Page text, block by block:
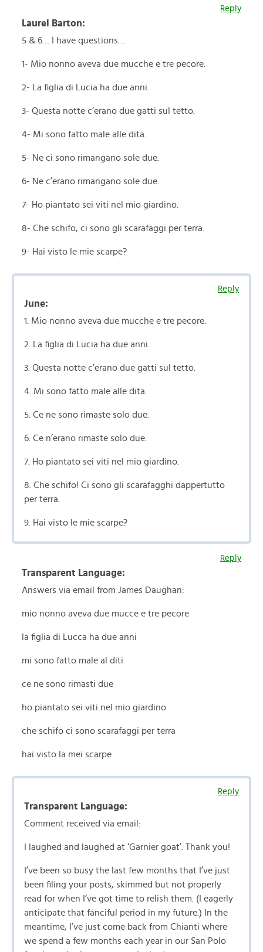
Reply
Laurel Barton:
5 & 6… I have questions…
1- Mio nonno aveva due mucche e tre pecore.
2- La figlia di Lucia ha due anni.
3- Questa notte c’erano due gatti sul tetto.
4- Mi sono fatto male alle dita.
5- Ne ci sono rimangano sole due.
6- Ne c’erano rimangano sole due.
7- Ho piantato sei viti nel mio giardino.
8- Che schifo, ci sono gli scarafaggi per terra.
9- Hai visto le mie scarpe?
Reply
June:
1. Mio nonno aveva due mucche e tre pecore.
2. La figlia di Lucia ha due anni.
3. Questa notte c’erano due gatti sul tetto.
4. Mi sono fatto male alle dita.
5. Ce ne sono rimaste solo due.
6. Ce n’erano rimaste solo due.
7. Ho piantato sei viti nel mio giardino.
8. Che schifo! Ci sono gli scarafagghi dappertutto
per terra.
9. Hai visto le mie scarpe?
Reply
Transparent Language:
Answers via email from James Daughan:
mio nonno aveva due mucce e tre pecore
la figlia di Lucca ha due anni
mi sono fatto male al diti
ce ne sono rimasti due
ho piantato sei viti nel mio giardino
che schifo ci sono scarafaggi per terra
hai visto la mei scarpe
Reply
Transparent Language:
Comment received via email:
I laughed and laughed at ‘Garnier goat’. Thank you!
I’ve been so busy the last few months that I’ve just
been filing your posts, skimmed but not properly
read for when I’ve got time to relish them. (I eagerly
anticipate that fanciful period in my future.) In the
meantime, I’ve just come back from Chianti where
we spend a few months each year in our San Polo